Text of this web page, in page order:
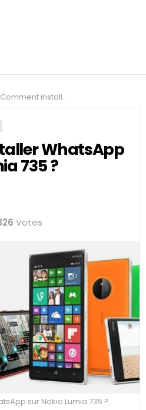
Comment installer WhatsApp sur Nokia Lumia 735 ?
WhatsApp
735 ?
Votes
sur Nokia Lumia 735 ?